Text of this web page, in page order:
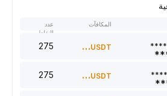
المكافآت
النقاط
300USDT
220USDT